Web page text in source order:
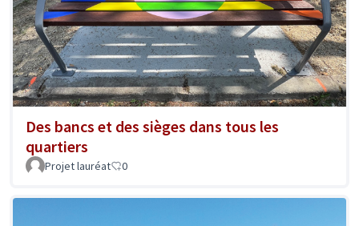
Des bancs et des sièges dans tous les
quartiers
Projet lauréat 0